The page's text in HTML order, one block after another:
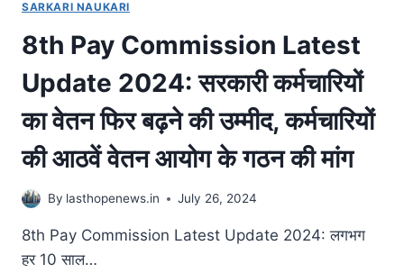
CARD
2024:
एडमिट
कार्ड
डाउनलोड
करने
का
और
हुई
SARKARI NAUKARI
8th Pay Commission Latest
Update 2024: सरकारी कर्मचारियों
का वेतन फिर बढ़ने की उम्मीद, कर्मचारियों
की आठवें वेतन आयोग के गठन की मांग
By lasthopenews.in July 26, 2024
8th Pay Commission Latest Update 2024: लगभग
हर 10 साल…